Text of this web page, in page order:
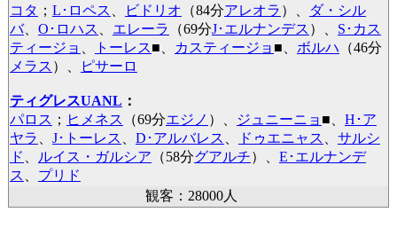
コタ ； L･ロペス ビドリオ （84分アレオラ ）、
ダ・シル
バ、 O･ロハス エレーラ （69分J･エルナンデス ）、 S･カス
ティージョ
トーレス■ カスティージョ ■ ボルハ （46分
メラス ）、 ピサーロ
ティグレスUANL ：
パロス ； ヒメネス （69分エジノ ）、 ジュニーニョ ■
H･ア
ヤラ
J･トーレス D･アルバレス ドゥエニャス
サルシ
ド
ルイス・ガルシア （58分グアルチ）、 E･エルナンデ
ス
プリド
観客：28000人